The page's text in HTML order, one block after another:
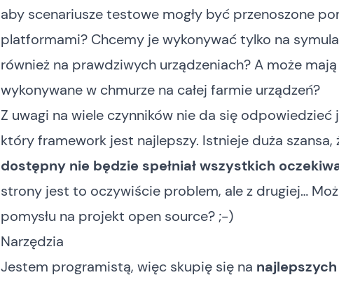
aby scenariusze testowe mogły być przenoszone
platformami? Chcemy je wykonywać tylko na
również na prawdziwych urządzeniach? A może
wykonywane w chmurze na całej farmie urządzeń?
Z uwagi na wiele czynników nie da się odpowiedzieć
który framework jest najlepszy. Istnieje duża szansa,
dostępny nie będzie spełniał wszystkich
strony jest to oczywiście problem, ale z drugiej…
pomysłu na projekt open source? ;-)
Narzędzia
Jestem programistą, więc skupię się na